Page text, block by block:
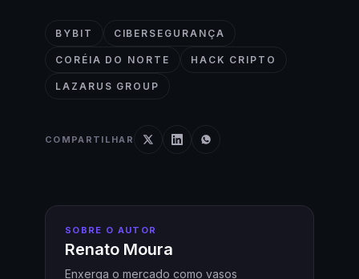
BYBIT CIBERSEGURANÇA
CORÉIA DO NORTE HACK CRIPTO
LAZARUS GROUP
COMPARTILHAR
SOBRE O AUTOR
Renato Moura
Enxerga o mercado como vasos